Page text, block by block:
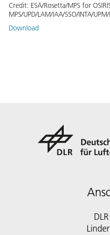
Credit: ESA/Rosetta/MPS for
MPS/UPD/LAM/IAA/SSO/INTA/
Download